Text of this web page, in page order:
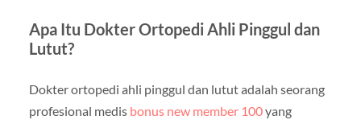
Apa Itu Dokter Ortopedi Ahli Pinggul dan
Lutut?
Dokter ortopedi ahli pinggul dan lutut adalah seorang
profesional medis bonus new member 100yang